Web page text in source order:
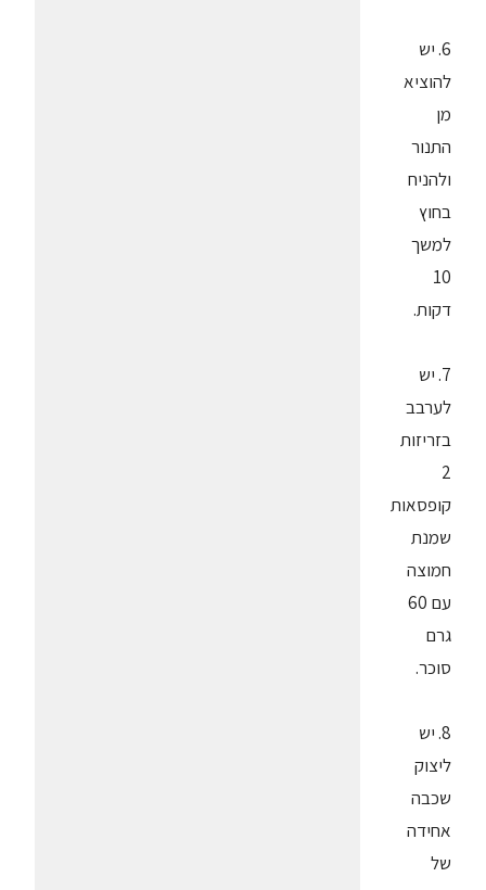
6. יש
להוציא
מן
התנור
ולהניח
בחוץ
למשך
10
דקות.
7. יש
לערבב
בזריזות
2
קופסאות
שמנת
חמוצה
עם 60
גרם
סוכר.
8. יש
ליצוק
שכבה
אחידה
של